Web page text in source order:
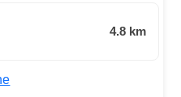
4.8 km